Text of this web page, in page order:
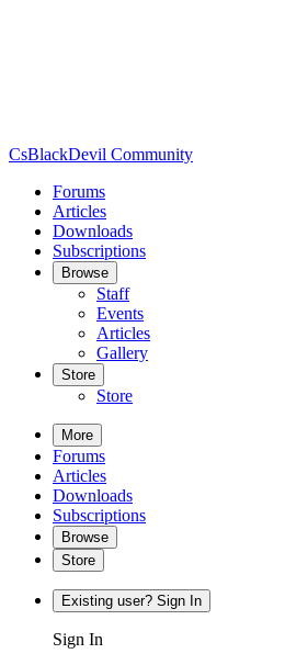
CsBlackDevil Community
Forums
Articles
Downloads
Subscriptions
Browse
Staff
Events
Articles
Gallery
Store
Store
More
Forums
Articles
Downloads
Subscriptions
Browse
Store
Existing user? Sign In
Sign In